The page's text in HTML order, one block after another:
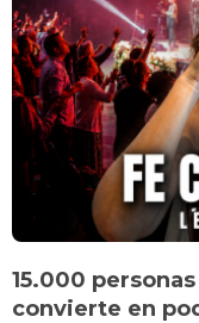
15.000
convierte en